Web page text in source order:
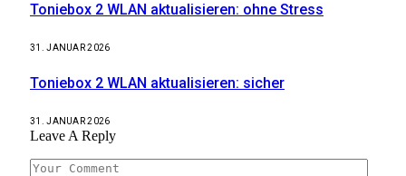
Toniebox 2 WLAN aktualisieren: ohne Stress
31. JANUAR 2026
Toniebox 2 WLAN aktualisieren: sicher
31. JANUAR 2026
Leave A Reply